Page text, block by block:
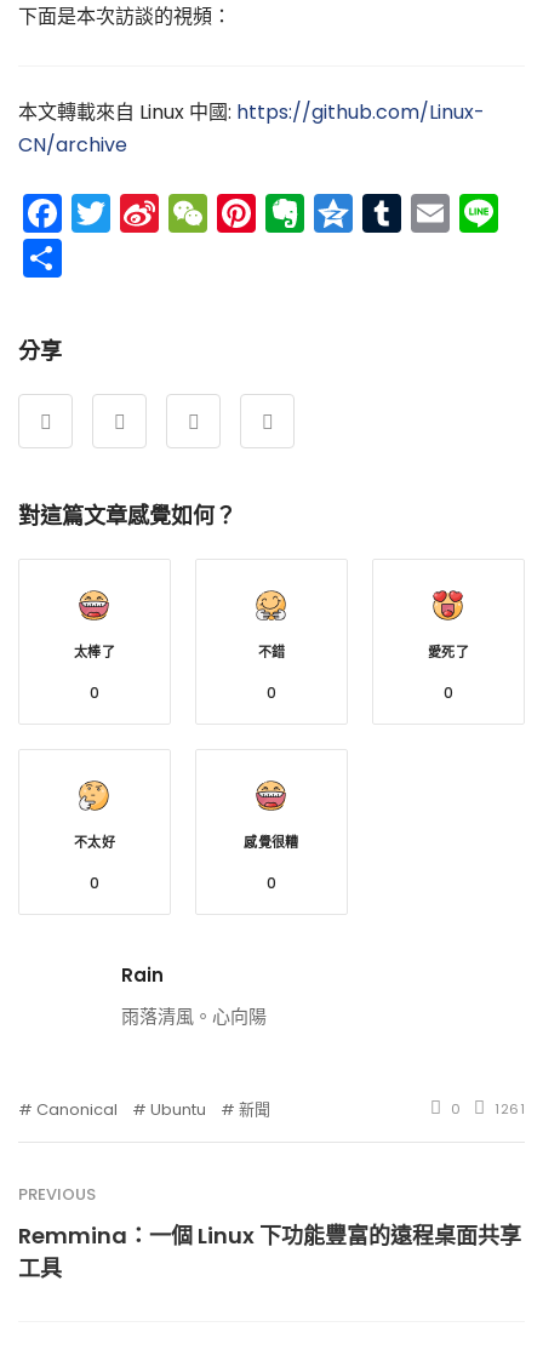
下面是本次訪談的視頻：
本文轉載來自 Linux 中國: https://github.com/Linux-
CN/archive
Facebook
Twitter
Sina
Weibo
WeChat
Pinterest
Evernote
Qzone
Tumblr
分享
對這篇文章感覺如何？
太棒了
0
不錯
0
愛死了
0
不太好
0
感覺很糟
0
Rain
雨落清風。心向陽
Canonical Ubuntu 新聞 0 1261
PREVIOUS
Remmina：一個 Linux 下功能豐富的遠程桌面共享
工具